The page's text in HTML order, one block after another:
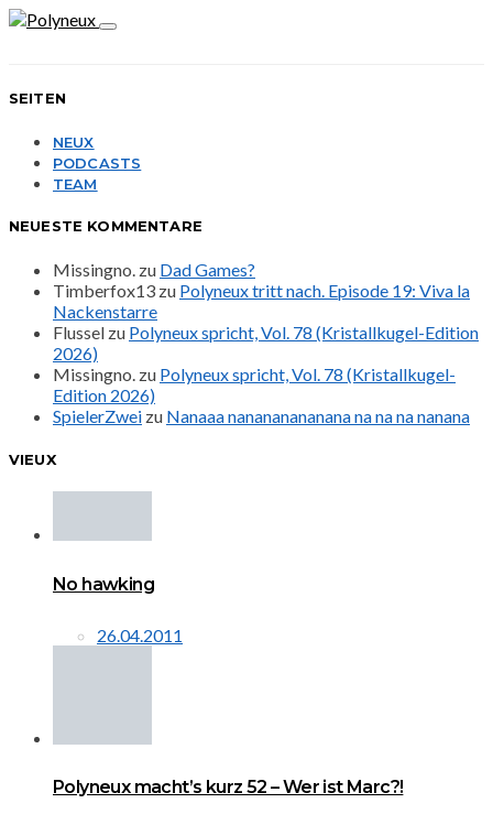
SEITEN
NEUX
PODCASTS
TEAM
NEUESTE KOMMENTARE
Missingno. zu Dad Games?
Timberfox13 zu Polyneux tritt nach. Episode 19: Viva la
Nackenstarre
Flussel zu Polyneux spricht, Vol. 78 (Kristallkugel-Edition
2026)
Missingno. zu Polyneux spricht, Vol. 78 (Kristallkugel-
Edition 2026)
SpielerZwei zu Nanaaa nanananananana na na na nanana
VIEUX
No hawking
26.04.2011
Polyneux macht’s kurz 52 – Wer ist Marc?!